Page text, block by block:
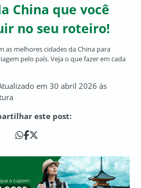
China que você
no seu roteiro!
as melhores cidades da China para
pelo país. Veja o que fazer em cada
em 30 abril 2026 às
este post: